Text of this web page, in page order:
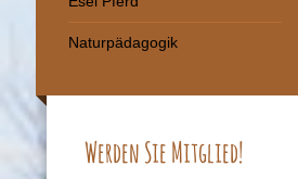
Naturpädagogik
Werden Sie Mitglied!